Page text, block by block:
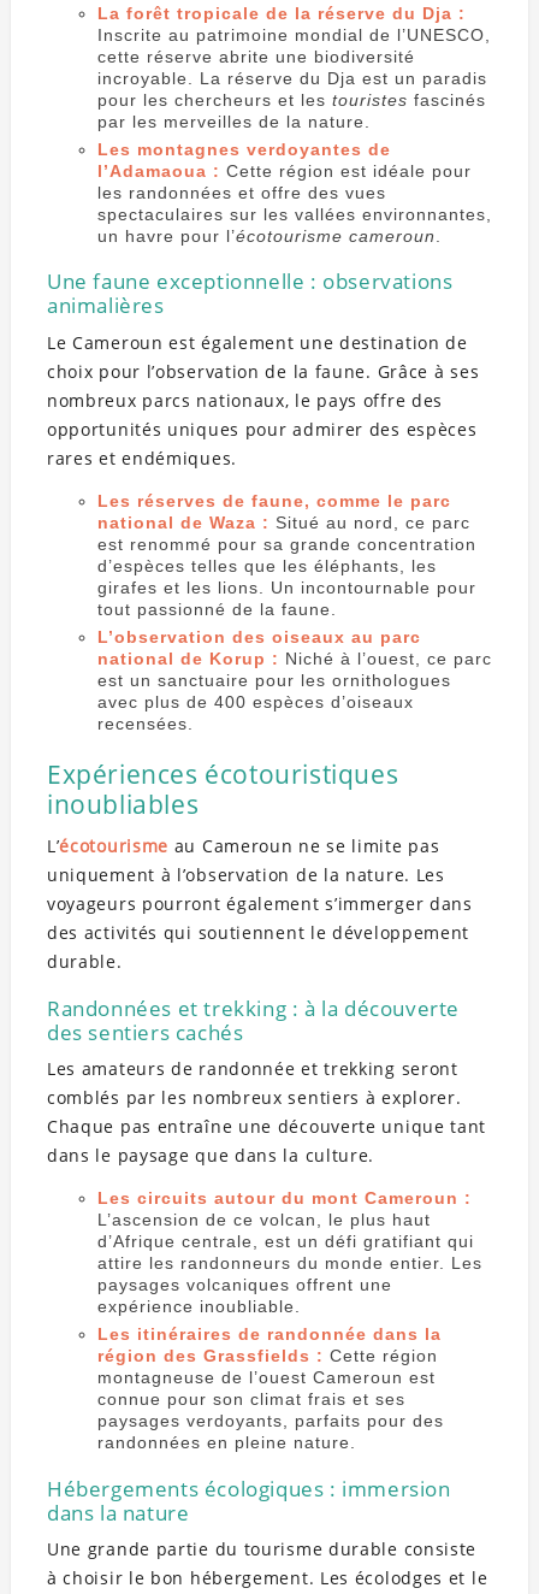
La forêt tropicale de la réserve du Dja :
Inscrite au patrimoine mondial de l’UNESCO,
cette réserve abrite une biodiversité
incroyable. La réserve du Dja est un paradis
pour les chercheurs et les touristes fascinés
par les merveilles de la nature.
Les montagnes verdoyantes de
l’Adamaoua : Cette région est idéale pour
les randonnées et offre des vues
spectaculaires sur les vallées environnantes,
un havre pour l’écotourisme cameroun
Une faune exceptionnelle : observations
animalières
Le Cameroun est également une destination de
choix pour l’observation de la faune. Grâce à ses
nombreux parcs nationaux, le pays offre des
opportunités uniques pour admirer des espèces
rares et endémiques.
Les réserves de faune, comme le parc
national de Waza : Situé au nord, ce parc
est renommé pour sa grande concentration
d’espèces telles que les éléphants, les
girafes et les lions. Un incontournable pour
tout passionné de la faune.
L’observation des oiseaux au parc
national de Korup : Niché à l’ouest, ce parc
est un sanctuaire pour les ornithologues
avec plus de 400 espèces d’oiseaux
recensées.
Expériences écotouristiques
inoubliables
L’écotourisme au Cameroun ne se limite pas
uniquement à l’observation de la nature. Les
voyageurs pourront également s’immerger dans
des activités qui soutiennent le développement
durable.
Randonnées et trekking : à la découverte
des sentiers cachés
Les amateurs de randonnée et trekking seront
comblés par les nombreux sentiers à explorer.
Chaque pas entraîne une découverte unique tant
dans le paysage que dans la culture.
Les circuits autour du mont Cameroun :
L’ascension de ce volcan, le plus haut
d’Afrique centrale, est un défi gratifiant qui
attire les randonneurs du monde entier. Les
paysages volcaniques offrent une
expérience inoubliable.
Les itinéraires de randonnée dans la
région des Grassfields : Cette région
montagneuse de l’ouest Cameroun est
connue pour son climat frais et ses
paysages verdoyants, parfaits pour des
randonnées en pleine nature.
Hébergements écologiques : immersion
dans la nature
Une grande partie du tourisme durable consiste
à choisir le bon hébergement. Les écolodges et le